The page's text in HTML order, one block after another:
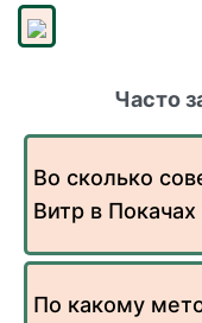
Часто
Во сколько
Витр в Покачах
По какому